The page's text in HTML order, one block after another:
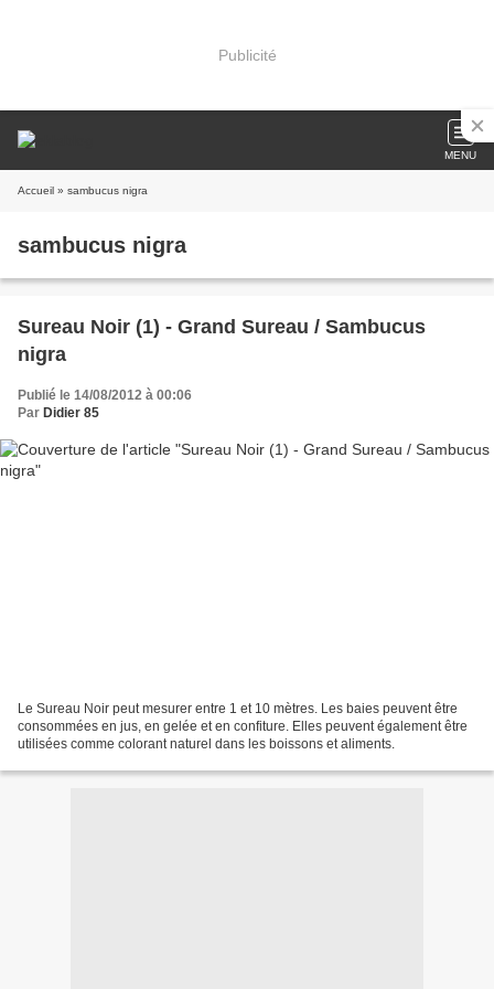
Publicité
MENU
Accueil » sambucus nigra
sambucus nigra
Sureau Noir (1) - Grand Sureau / Sambucus
nigra
Publié le 14/08/2012 à 00:06
Par Didier 85
Le Sureau Noir peut mesurer entre 1 et 10 mètres. Les baies peuvent être
consommées en jus, en gelée et en confiture. Elles peuvent également être
utilisées comme colorant naturel dans les boissons et aliments.